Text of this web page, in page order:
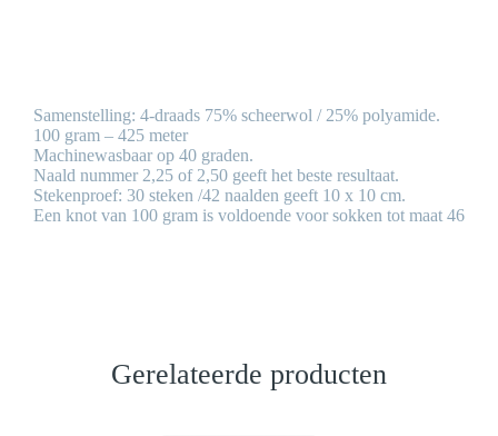
Samenstelling: 4-draads 75% scheerwol / 25% polyamide.
100 gram – 425 meter
Machinewasbaar op 40 graden.
Naald nummer 2,25 of 2,50 geeft het beste resultaat.
Stekenproef: 30 steken /42 naalden geeft 10 x 10 cm.
Een knot van 100 gram is voldoende voor sokken tot maat 46
Gerelateerde producten